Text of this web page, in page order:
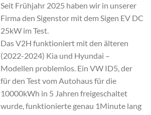
Seit Frühjahr 2025 haben wir in unserer
Firma den Sigenstor mit dem Sigen EV DC
25kW im Test.
Das V2H funktioniert mit den älteren
(2022-2024) Kia und Hyundai –
Modellen problemlos. Ein VW ID5, der
für den Test vom Autohaus für die
10000kWh in 5 Jahren freigeschaltet
wurde, funktionierte genau 1Minute lang